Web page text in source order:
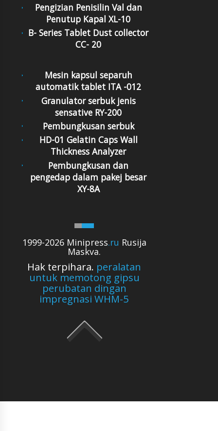
Pengizian Penisilin Val dan
Penutup Kapal XL-10
B- Series Tablet Dust collector
CC- 20
1999-2026 Minipress.ru Rusija
Maskva.
Hak terpihara. peralatan
untuk memotong gipsu
perubatan dingan
impregnasi WHM-5
Mesin kapsul separuh
automatik tablet ITA -012
Granulator serbuk jenis
sensative RY-200
Pembungkusan serbuk
HD-01 Gelatin Caps Wall
Thickness Analyzer
Pembungkusan dan
pengedap dalam pakej besar
XY-8A